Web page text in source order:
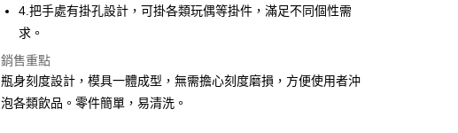
街口支付
Google Pay
AFTEE先享後付
4.把手處有掛孔設計，可掛各類玩偶等掛件，滿足不同個性需
求。
銷售重點
瓶身刻度設計，模具一體成型，無需擔心刻度磨損，方便使用者沖
泡各類飲品。零件簡單，易清洗。